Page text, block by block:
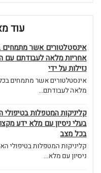
עוד
אינסטלטורים אשר מתמחים
אחריות מלאה לעבודתם עם
נזילות על ידי
אינסטלטורים אשר מתמחים
מלאה לעבודתם...
קליניקות המטפלות
בעלי ניסיון עם מלא ידע
בכל מצב
קליניקות המטפלות בטיפולי
ניסיון עם מלא...